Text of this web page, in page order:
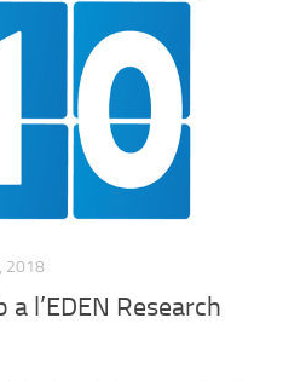
2018
l’EDEN Research